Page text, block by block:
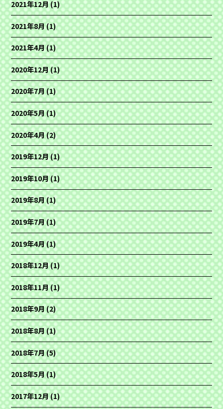
2021年12月(1)
2021年8月(1)
2021年4月(1)
2020年12月(1)
2020年7月(1)
2020年5月(1)
2020年4月(2)
2019年12月(1)
2019年10月(1)
2019年8月(1)
2019年7月(1)
2019年4月(1)
2018年12月(1)
2018年11月(1)
2018年9月(2)
2018年8月(1)
2018年7月(5)
2018年5月(1)
2017年12月(1)